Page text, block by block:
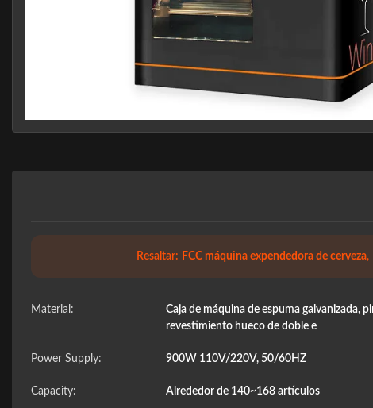
Resaltar: FCC máquina expendedora de cerveza,
Material:
Caja de máquina de espuma galvanizada,
revestimiento hueco de doble e
Power Supply: 900W 110V/220V, 50/60HZ
Capacity: Alrededor de 140~168 artículos